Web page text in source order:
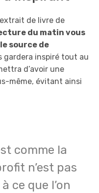
de livre de
du matin vous
source de
gardera inspiré tout au
d’avoir une
même, évitant ainsi
comme la
n’est pas
ce que l’on